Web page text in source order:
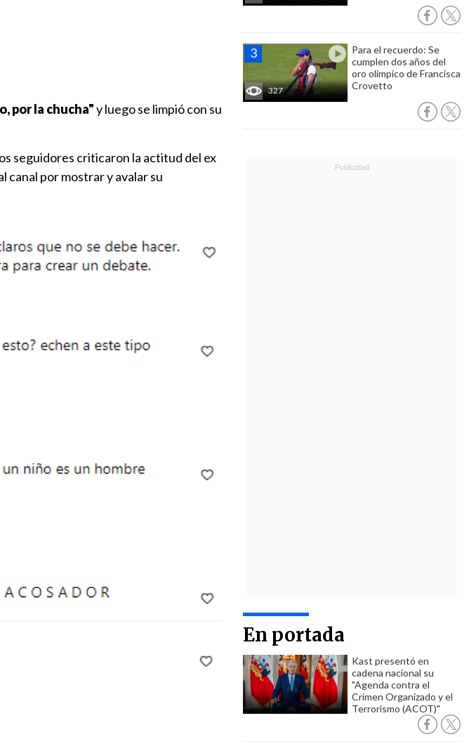
327
Para el recuerdo: Se
cumplen dos años del
oro olímpico de Francisca
Crovetto
En portada
Kast presentó en
cadena nacional su
"Agenda contra el
Crimen Organizado y el
Terrorismo (ACOT)"
por la chucha"y luego se limpió con su
seguidores criticaron la actitud del ex
canal por mostrar y avalar su